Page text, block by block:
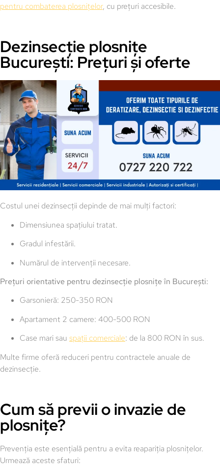
pentru combaterea plosnițelor, cu prețuri accesibile.
Dezinsecție plosnițe
București: Prețuri și oferte
Costul unei dezinsecții depinde de mai mulți factori:
Dimensiunea spațiului tratat.
Gradul infestării.
Numărul de intervenții necesare.
Prețuri orientative pentru dezinsecție plosnițe în București:
Garsonieră: 250-350 RON
Apartament 2 camere: 400-500 RON
Case mari sau spații comerciale: de la 800 RON în sus.
Multe firme oferă reduceri pentru contractele anuale de
dezinsecție.
Cum să previi o invazie de
plosnițe?
Prevenția este esențială pentru a evita reapariția plosnițelor.
Urmează aceste sfaturi: